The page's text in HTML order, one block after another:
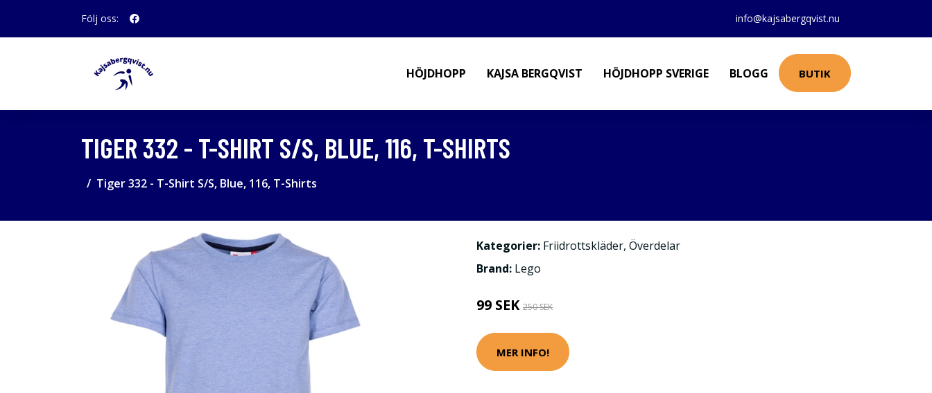
Följ oss: info@kajsabergqvist.nu
HÖJDHOPP KAJSA BERGQVIST HÖJDHOPP SVERIGE BLOGG BUTIK
TIGER 332 - T-SHIRT S/S, BLUE, 116, T-SHIRTS
Tiger 332 - T-Shirt S/S, Blue, 116, T-Shirts
Kategorier: Friidrottskläder, Överdelar
Brand: Lego
99 SEK 250 SEK
MER INFO!